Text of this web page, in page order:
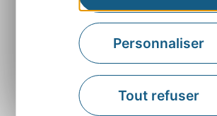
Personnaliser
Tout refuser
Agence Départementale de
Rue Louis Blanc – BP831 –